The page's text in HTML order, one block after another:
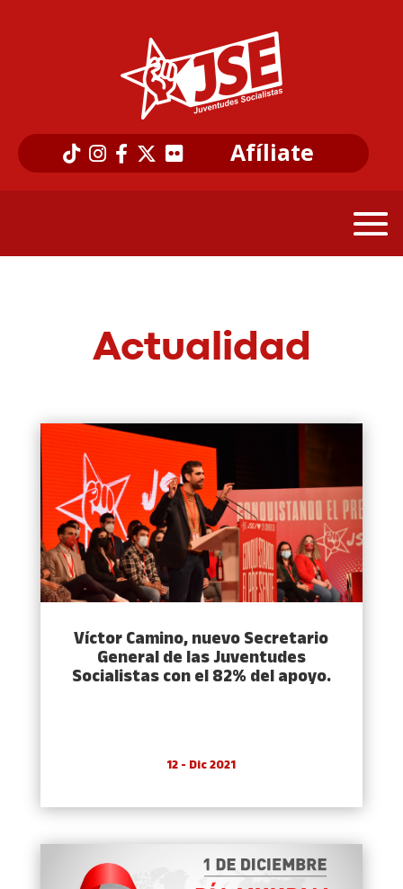
Afíliate
Actualidad
Víctor Camino, nuevo Secretario
General de las Juventudes
Socialistas con el 82% del apoyo.
12 - Dic 2021